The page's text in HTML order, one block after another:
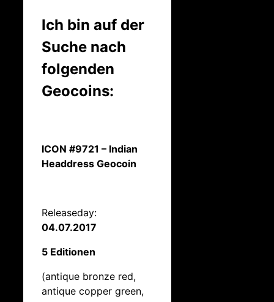
Ich bin auf der
Suche nach
folgenden
Geocoins:
ICON #9721 – Indian
Headdress Geocoin
Releaseday:
04.07.2017
5 Editionen
(antique bronze red,
antique copper green,